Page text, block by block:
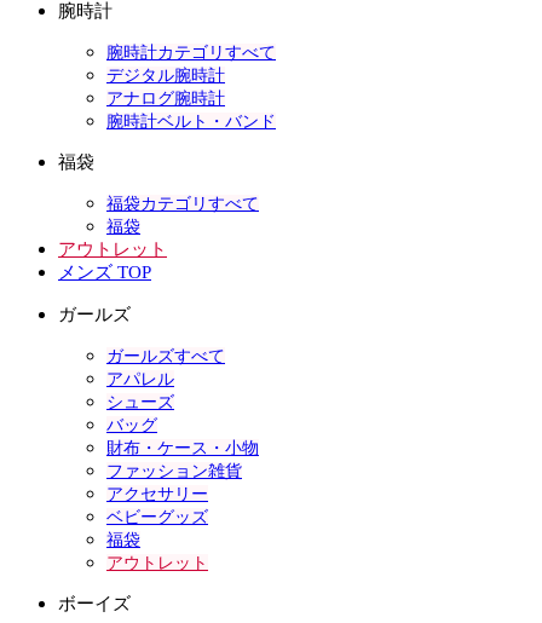
腕時計
腕時計カテゴリすべて
デジタル腕時計
アナログ腕時計
腕時計ベルト・バンド
福袋
福袋カテゴリすべて
福袋
アウトレット
メンズ TOP
ガールズ
ガールズすべて
アパレル
シューズ
バッグ
財布・ケース・小物
ファッション雑貨
アクセサリー
ベビーグッズ
福袋
アウトレット
ボーイズ